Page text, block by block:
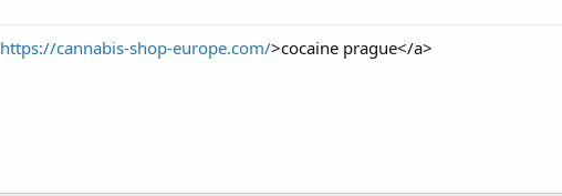
https://cannabis-shop-europe.com/>cocaine prague</a>